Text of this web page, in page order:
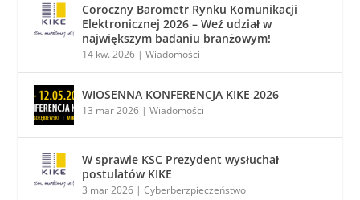
Coroczny Barometr Rynku Komunikacji
Elektronicznej 2026 – Weź udział w
największym badaniu branżowym!
14 kw. 2026 |Wiadomości
WIOSENNA KONFERENCJA KIKE 2026
13 mar 2026 |Wiadomości
W sprawie KSC Prezydent wysłuchał
postulatów KIKE
3 mar 2026 |Cyberberzpieczeństwo